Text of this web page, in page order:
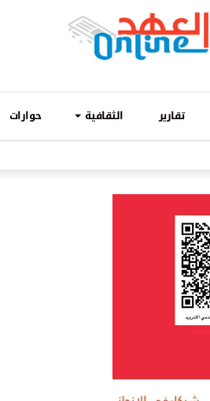
تقارير الثقافية حوارات